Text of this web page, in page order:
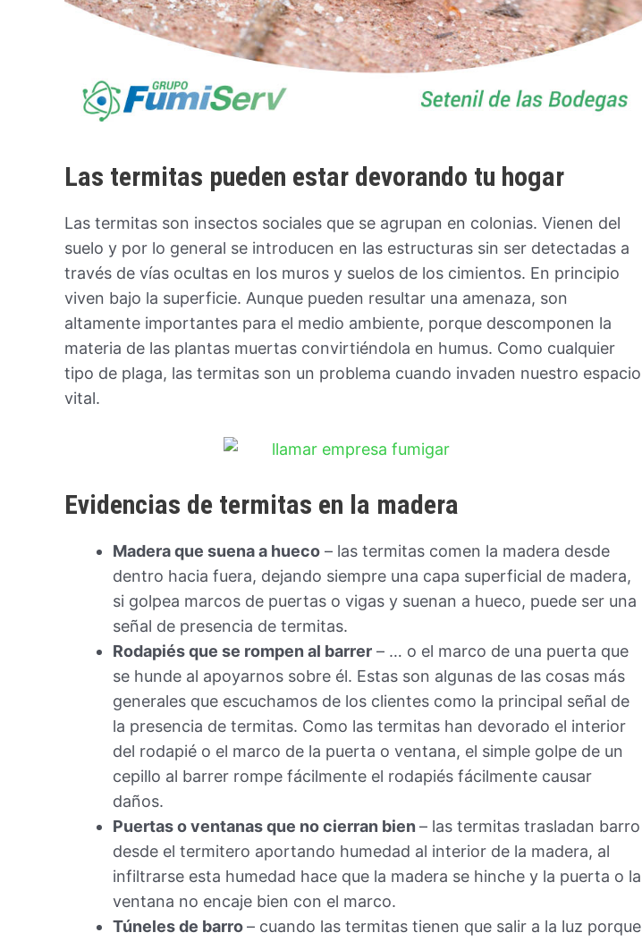
Las termitas pueden estar devorando tu hogar
Las termitas son insectos sociales que se agrupan en colonias. Vienen del
suelo y por lo general se introducen en las estructuras sin ser detectadas a
través de vías ocultas en los muros y suelos de los cimientos. En principio
viven bajo la superficie. Aunque pueden resultar una amenaza, son
altamente importantes para el medio ambiente, porque descomponen la
materia de las plantas muertas convirtiéndola en humus. Como cualquier
tipo de plaga, las termitas son un problema cuando invaden nuestro espacio
vital.
Evidencias de termitas en la madera
Madera que suena a hueco – las termitas comen la madera desde
dentro hacia fuera, dejando siempre una capa superficial de madera,
si golpea marcos de puertas o vigas y suenan a hueco, puede ser una
señal de presencia de termitas.
Rodapiés que se rompen al barrer – … o el marco de una puerta que
se hunde al apoyarnos sobre él. Estas son algunas de las cosas más
generales que escuchamos de los clientes como la principal señal de
la presencia de termitas. Como las termitas han devorado el interior
del rodapié o el marco de la puerta o ventana, el simple golpe de un
cepillo al barrer rompe fácilmente el rodapiés fácilmente causar
daños.
Puertas o ventanas que no cierran bien – las termitas trasladan barro
desde el termitero aportando humedad al interior de la madera, al
infiltrarse esta humedad hace que la madera se hinche y la puerta o la
ventana no encaje bien con el marco.
Túneles de barro– cuando las termitas tienen que salir a la luz porque